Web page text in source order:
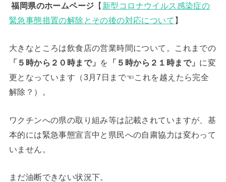
福岡県のホームページ 【 新型コロナウイルス感染症の
緊急事態措置の解除とその後の対応について 】
大きなところは飲食店の営業時間について。これまでの
「５時から２０時まで」 を 「５時から２１時まで」 に変
更となっています（3月7日まで☜これを越えたら完全
解除？）。
ワクチンへの県の取り組み等は記載されていますが、基
本的には緊急事態宣言中と県民への自粛協力は変わって
いません。
まだ油断できない状況下。